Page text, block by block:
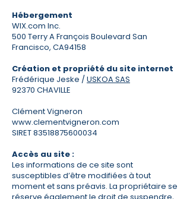
Hébergement
WIX.com Inc.
500 Terry A François Boulevard San
Francisco, CA94158
Création et propriété du site internet
Frédérique Jeske /USKOA SAS
92370 CHAVILLE
Clément Vigneron
www.clementvigneron.com
SIRET83518875600034
Accès au site :
Les informations de ce site sont
susceptibles d’être modifiées à tout
moment et sans préavis. La propriétaire se